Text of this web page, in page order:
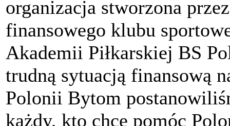
organizacja stworzona
finansowego klubu
Akademii Piłkarskiej BS
trudną sytuacją finansową
Polonii Bytom
każdy, kto chce pomóc